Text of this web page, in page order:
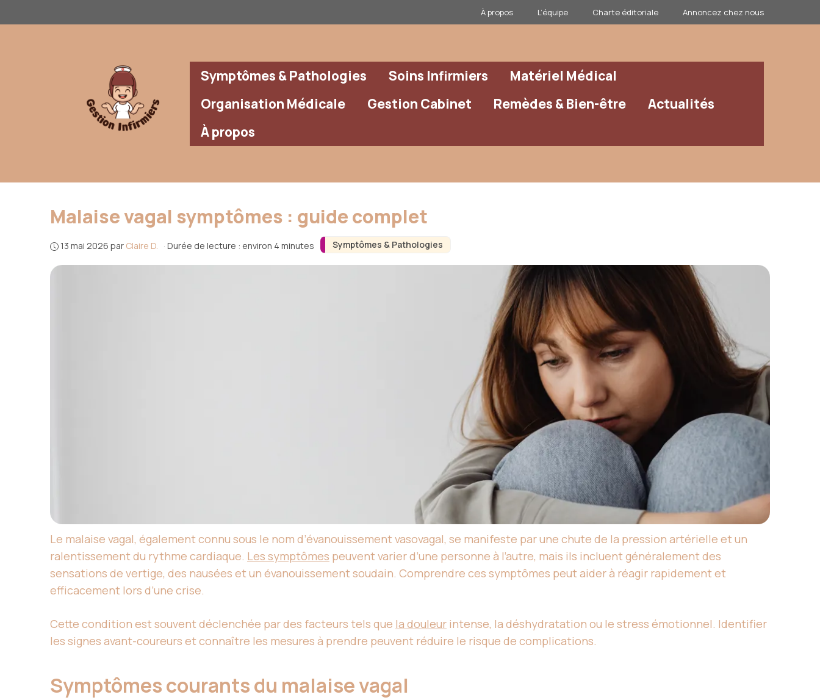
au
À propos L’équipe Charte éditoriale Annoncez chez nous
Symptômes & Pathologies Soins Infirmiers
Matériel Médical
Organisation Médicale
Gestion Cabinet Remèdes & Bien-être
Actualités
À propos
Symptômes & Pathologies
Malaise vagal symptômes : guide complet
13 mai 2026 par Claire D. · Durée de lecture : environ 4 minutes
Le malaise vagal, également connu sous le nom d’évanouissement vasovagal, se manifeste par une chute de la pression artérielle et un
ralentissement du rythme cardiaque. Les symptômes peuvent varier d’une personne à l’autre, mais ils incluent généralement des
sensations de vertige, des nausées et un évanouissement soudain. Comprendre ces symptômes peut aider à réagir rapidement et
efficacement lors d’une crise.
Cette condition est souvent déclenchée par des facteurs tels que la douleur intense, la déshydratation ou le stress émotionnel. Identifier
les signes avant-coureurs et connaître les mesures à prendre peuvent réduire le risque de complications.
Symptômes courants du malaise vagal